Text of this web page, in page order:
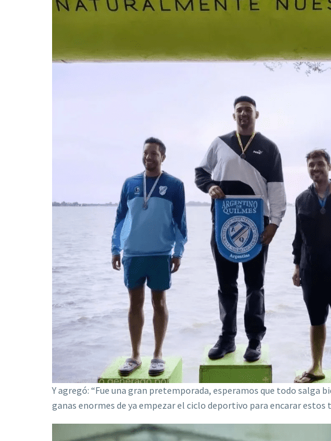
Y agregó: “Fue una gran pretemporada, esperamos que todo salga
ganas enormes de ya empezar el ciclo deportivo para encarar estos